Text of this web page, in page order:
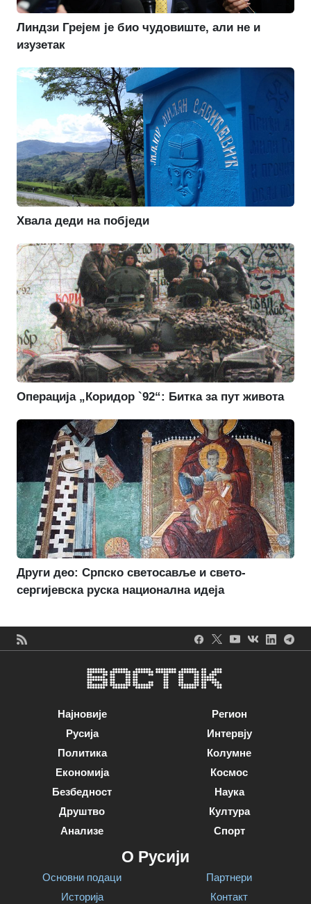
Линдзи Грејем је био чудовиште, али не и
изузетак
Хвала деди на побједи
Операција „Коридор `92“: Битка за пут живота
Други део: Српско светосавље и свето-
сергијевска руска национална идеја
Најновије
Русија
Политика
Економија
Безбедност
Друштво
Анализе
Регион
Интервју
Колумне
Космос
Наука
Култура
Спорт
О Русији
Основни подаци
Историја
Партнери
Контакт